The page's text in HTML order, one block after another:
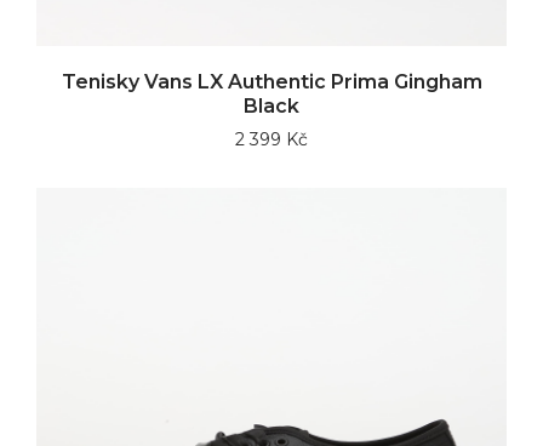
Tenisky Vans LX Authentic Prima Gingham
Black
2 399 Kč